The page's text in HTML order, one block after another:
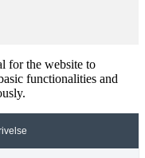
for the website to
functionalities and